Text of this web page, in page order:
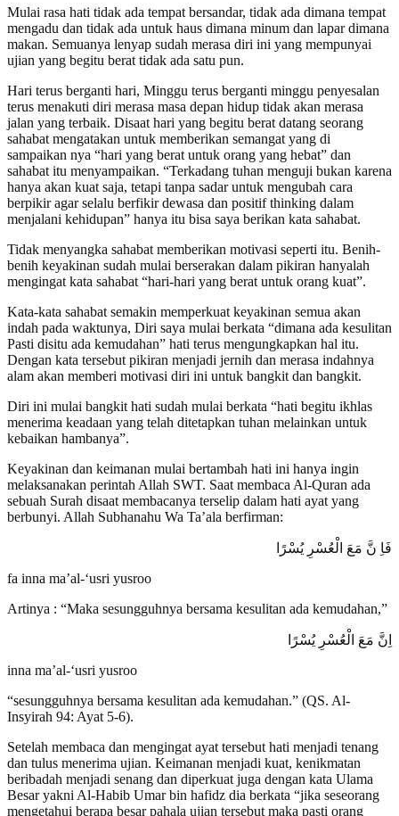
Mulai rasa hati tidak ada tempat bersandar, tidak ada dimana tempat
mengadu dan tidak ada untuk haus dimana minum dan lapar dimana
makan. Semuanya lenyap sudah merasa diri ini yang mempunyai
ujian yang begitu berat tidak ada satu pun.
Hari terus berganti hari, Minggu terus berganti minggu penyesalan
terus menakuti diri merasa masa depan hidup tidak akan merasa
jalan yang terbaik. Disaat hari yang begitu berat datang seorang
sahabat mengatakan untuk memberikan semangat yang di
sampaikan nya “hari yang berat untuk orang yang hebat” dan
sahabat itu menyampaikan. “Terkadang tuhan menguji bukan karena
hanya akan kuat saja, tetapi tanpa sadar untuk mengubah cara
berpikir agar selalu berfikir dewasa dan positif thinking dalam
menjalani kehidupan” hanya itu bisa saya berikan kata sahabat.
Tidak menyangka sahabat memberikan motivasi seperti itu. Benih-
benih keyakinan sudah mulai berserakan dalam pikiran hanyalah
mengingat kata sahabat “hari-hari yang berat untuk orang kuat”.
Kata-kata sahabat semakin memperkuat keyakinan semua akan
indah pada waktunya, Diri saya mulai berkata “dimana ada kesulitan
Pasti disitu ada kemudahan” hati terus mengungkapkan hal itu.
Dengan kata tersebut pikiran menjadi jernih dan merasa indahnya
alam akan memberi motivasi diri ini untuk bangkit dan bangkit.
Diri ini mulai bangkit hati sudah mulai berkata “hati begitu ikhlas
menerima keadaan yang telah ditetapkan tuhan melainkan untuk
kebaikan hambanya”.
Keyakinan dan keimanan mulai bertambah hati ini hanya ingin
melaksanakan perintah Allah SWT. Saat membaca Al-Quran ada
sebuah Surah disaat membacanya terselip dalam hati ayat yang
berbunyi. Allah Subhanahu Wa Ta’ala berfirman:
فَاِ نَّ مَعَ الْعُسْرِ يُسْرًا
fa inna ma’al-‘usri yusroo
Artinya : “Maka sesungguhnya bersama kesulitan ada kemudahan,”
اِنَّ مَعَ الْعُسْرِ يُسْرًا
inna ma’al-‘usri yusroo
“sesungguhnya bersama kesulitan ada kemudahan.” (QS. Al-
Insyirah 94: Ayat 5-6).
Setelah membaca dan mengingat ayat tersebut hati menjadi tenang
dan tulus menerima ujian. Keimanan menjadi kuat, kenikmatan
beribadah menjadi senang dan diperkuat juga dengan kata Ulama
Besar yakni Al-Habib Umar bin hafidz dia berkata “jika seseorang
mengetahui berapa besar pahala ujian tersebut maka pasti orang